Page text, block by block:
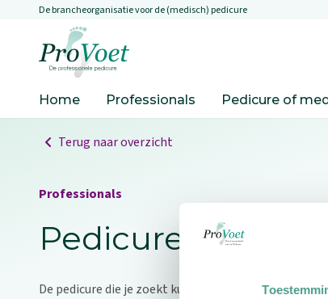
Overslaan en naar de inhoud gaan
De brancheorganisatie voor de (medisch) pedicure
Home Professionals Pedicure of
Terug naar overzicht
Professionals
Pedicure niet
De pedicure die je zoekt kunnen we niet vinden.